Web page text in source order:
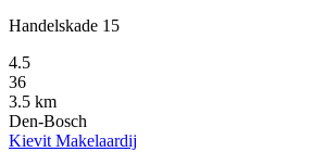
Handelskade 15
4.5
36
3.5 km
Den-Bosch
Kievit Makelaardij